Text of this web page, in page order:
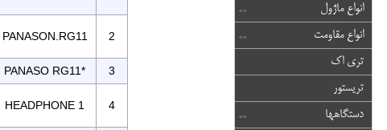
انواع ماژول
انواع مقاومت
تری اک
تریستور
دستگاهها
PANASON.RG11 2
PANASO RG11* 3
HEADPHONE 1 4